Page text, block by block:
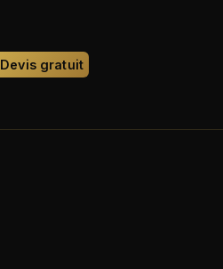
Devis gratuit